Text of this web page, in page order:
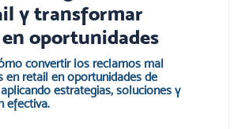
y transformar
oportunidades
convertir los reclamos mal
en retail en oportunidades de
estrategias, soluciones y
efectiva.